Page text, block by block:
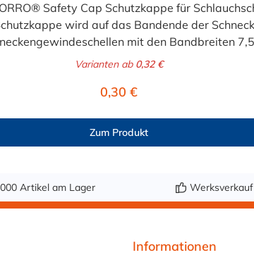
Safety Cap Schutzkappe für
wird auf das Bandende der
mit den Bandbreiten
Varianten ab0,32 €
Regulärer Preis:
0,30 €
Zum Produkt
Artikel am Lager
Informationen